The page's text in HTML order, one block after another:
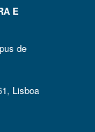
E
de
Lisboa